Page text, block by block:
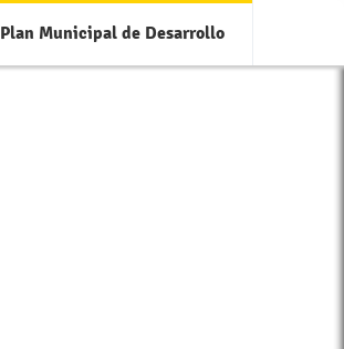
Plan Municipal de Desarrollo